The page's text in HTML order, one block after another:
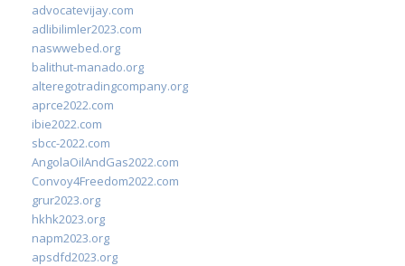
advocatevijay.com
adlibilimler2023.com
naswwebed.org
balithut-manado.org
alteregotradingcompany.org
aprce2022.com
ibie2022.com
sbcc-2022.com
AngolaOilAndGas2022.com
Convoy4Freedom2022.com
grur2023.org
hkhk2023.org
napm2023.org
apsdfd2023.org